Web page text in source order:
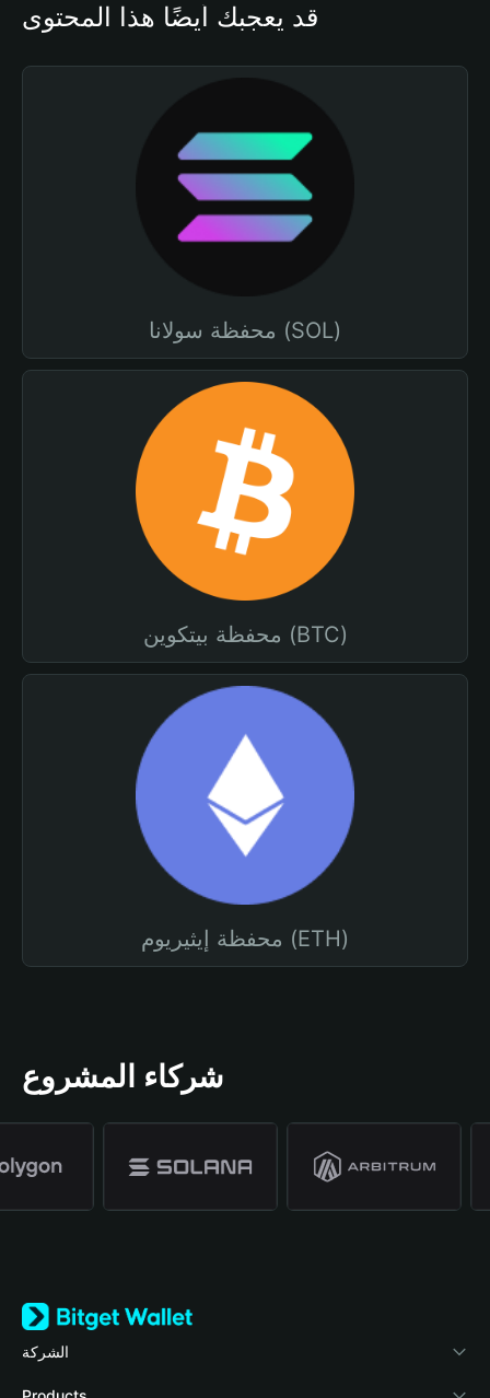
قد يعجبك أيضًا هذا المحتوى
محفظة سولانا (SOL)
محفظة بيتكوين (BTC)
محفظة إيثيريوم (ETH)
شركاء المشروع
الشركة